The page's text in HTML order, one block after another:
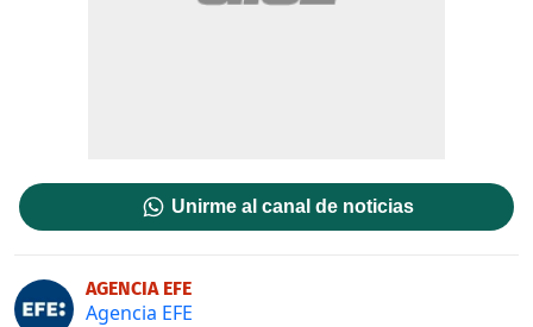
Unirme al canal de noticias
AGENCIA EFE
Agencia EFE